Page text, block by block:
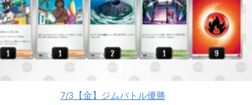
7/3【金】ジムバトル優勝